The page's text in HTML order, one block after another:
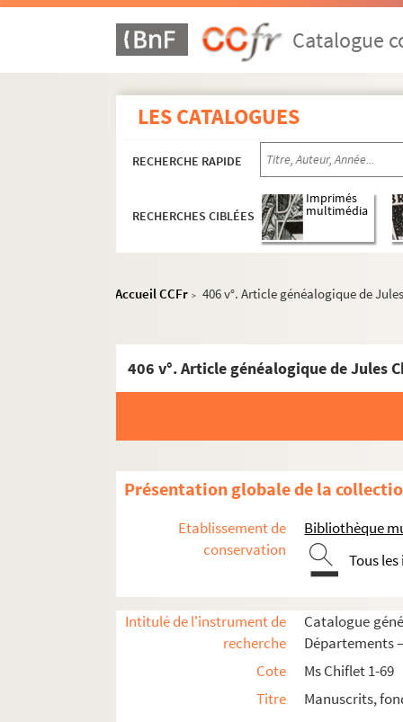
Catalogue
LES CATALOGUES
RECHERCHE RAPIDE
RECHERCHES CIBLÉES
Imprimés
multimédia
Accueil CCFr > 406 v°. Article généalogique de
406 v°. Article généalogique de Jules
Présentation globale de la
Etablissement de
conservation
Bibliothèque
Tous
Intitulé de l'instrument de
recherche
Catalogue
Départements
Cote
Ms Chiflet 1-69
Titre
Manuscrits,
Ms Chiflet 1. « Preuves pour l'histoire
Ms Chiflet 2. « Mémoires servans à
Ms Chiflet 6. « Desmelez de nos
Ms Chiflet 8. « ... Les grands demeslez
Ms Chiflet 9. Privilèges et juridiction
Ms Chiflet 10. « Le traicté faict à Madrid,
Ms Chiflet 11. « Généalogie et postérité
Ms Chiflet 12. Documents concernant
Ms Chiflet 13-14. Recueil généalogique
Premier volume. Ce volume s'ouvre